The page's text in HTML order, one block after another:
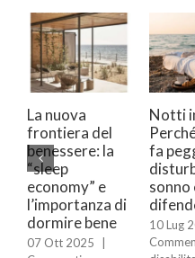
del
la
e
di
bene
|
Notti insonni?
Perché l’estate
fa peggiorare i
sonno e come
difendersi
10 Lug 2025
|
Commenti